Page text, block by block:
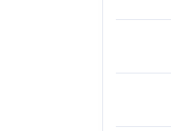
1
75